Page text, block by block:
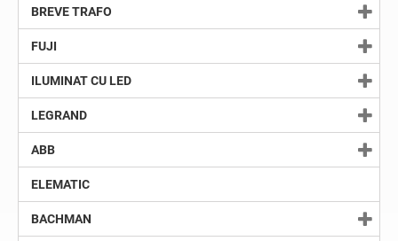
BREVE TRAFO
FUJI
ILUMINAT CU LED
LEGRAND
ABB
ELEMATIC
BACHMAN